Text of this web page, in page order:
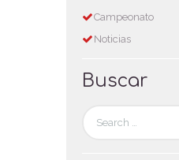
Campeonato
Noticias
Buscar